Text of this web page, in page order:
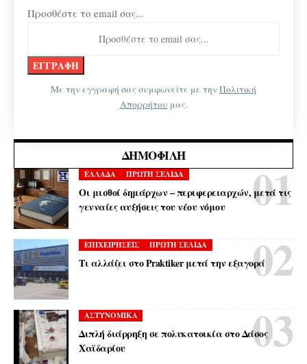
Προσθέστε το email σας...
Με την εγγραφή σας συμφωνείτε με τηνΠολιτική
Απορρήτου μας.
ΔΗΜΟΦΙΛΉ
ΕΛΛΑΔΑ ΠΡΩΤΗ ΣΕΛΙΔΑ
Οι μισθοί δημάρχων – περιφερειαρχών, μετά τις
γενναίες αυξήσεις του νέου νόμου
ΕΠΙΧΕΙΡΗΣΕΙΣ ΠΡΩΤΗ ΣΕΛΙΔΑ
Τι αλλάζει στο Praktiker μετά την εξαγορά
ΑΣΤΥΝΟΜΙΚΑ
Διπλή διάρρηξη σε πολυκατοικία στο Δάσος
Χαϊδαρίου